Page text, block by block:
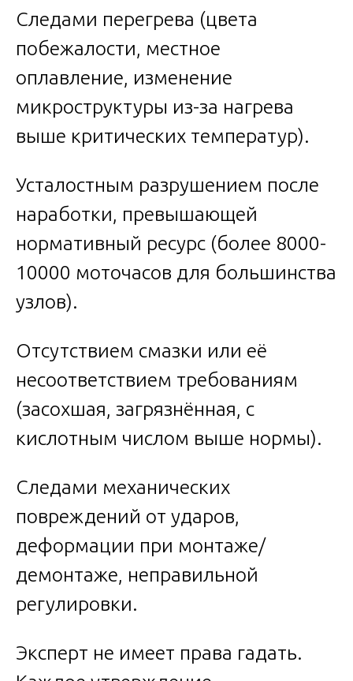
Следами перегрева (цвета
побежалости, местное
оплавление, изменение
микроструктуры из-за нагрева
выше критических температур).
Усталостным разрушением после
наработки, превышающей
нормативный ресурс (более 8000-
10000 моточасов для большинства
узлов).
Отсутствием смазки или её
несоответствием требованиям
(засохшая, загрязнённая, с
кислотным числом выше нормы).
Следами механических
повреждений от ударов,
деформации при монтаже/
демонтаже, неправильной
регулировки.
Эксперт не имеет права гадать.